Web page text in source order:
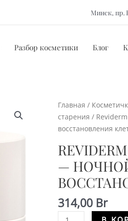
Минск, пр.
Разбор косметики Блог
Главная /
старения /
восстановления
—
314,00 Br
Количество